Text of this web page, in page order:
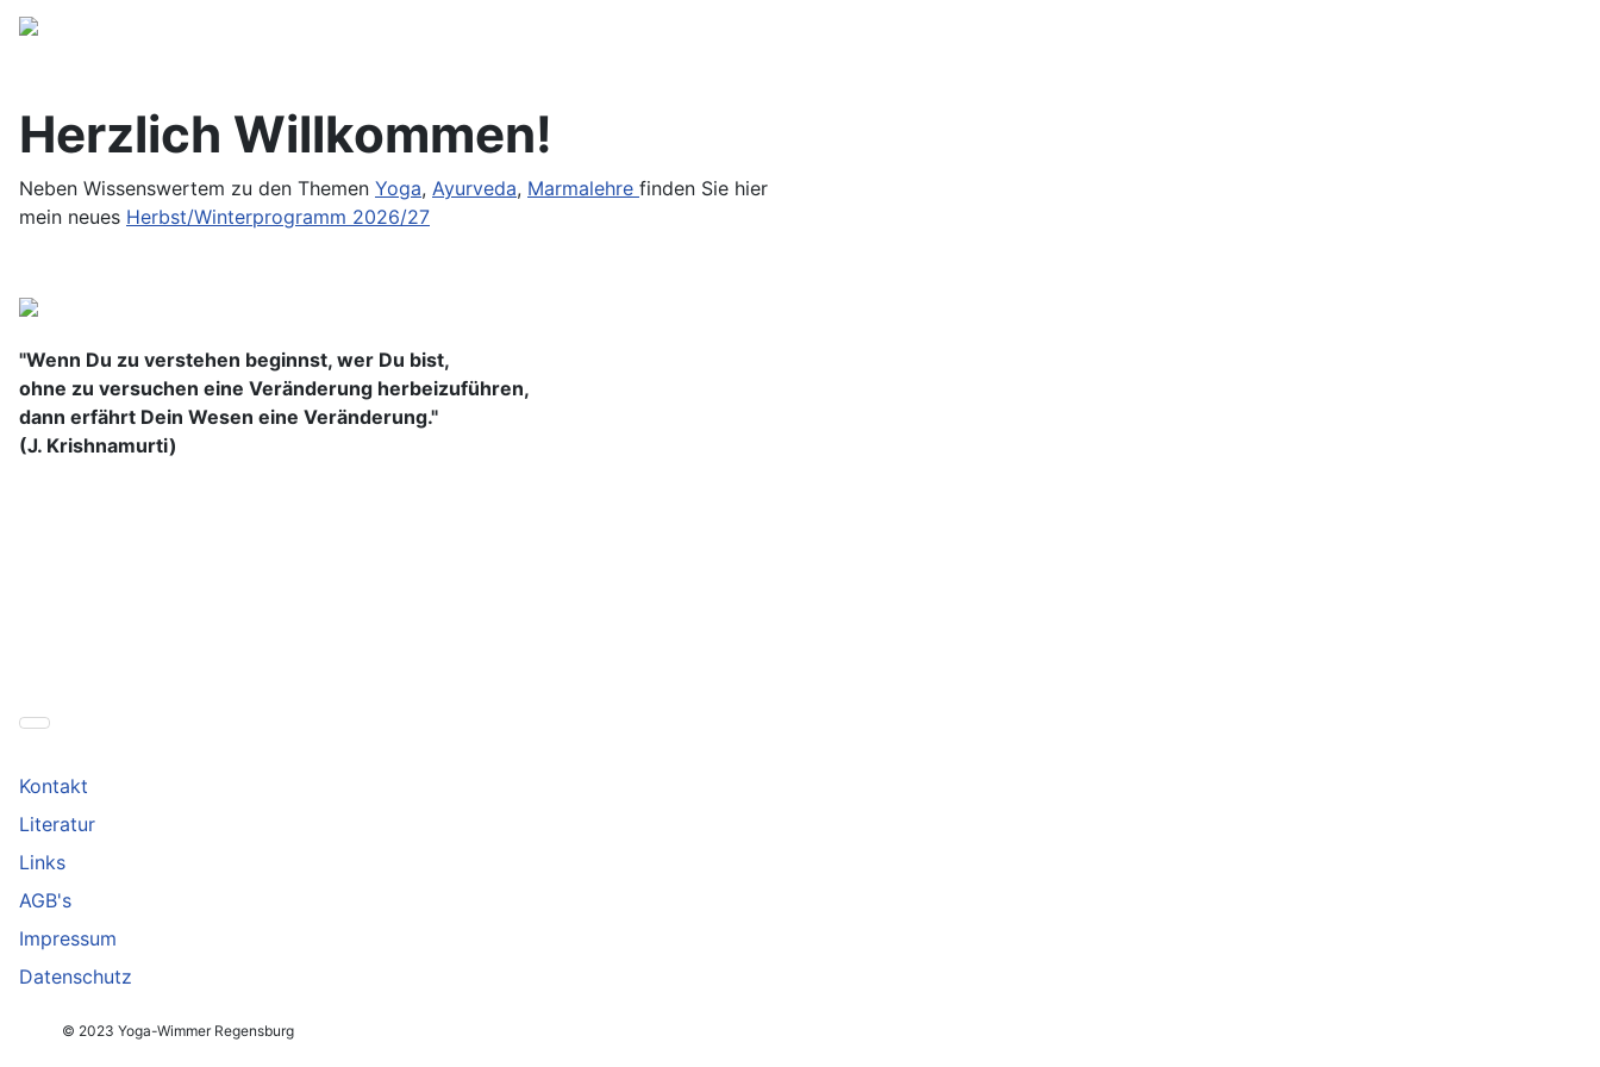
Herzlich Willkommen!
Neben Wissenswertem zu den Themen Yoga, Ayurveda, Marmalehre finden Sie hier
mein neues Herbst/Winterprogramm 2026/27
"Wenn Du zu verstehen beginnst, wer Du bist,
ohne zu versuchen eine Veränderung herbeizuführen,
dann erfährt Dein Wesen eine Veränderung."
(J. Krishnamurti)
Kontakt
Literatur
Links
AGB's
Impressum
Datenschutz
© 2023 Yoga-Wimmer Regensburg